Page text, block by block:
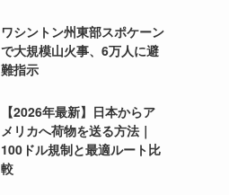
ワシントン州東部スポケーン
で大規模山火事、6万人に避
難指示
【2026年最新】日本からア
メリカへ荷物を送る方法｜
100ドル規制と最適ルート比
較